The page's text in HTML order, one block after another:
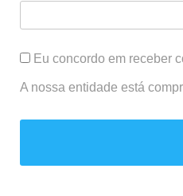
Eu concordo em receber
A nossa entidade está